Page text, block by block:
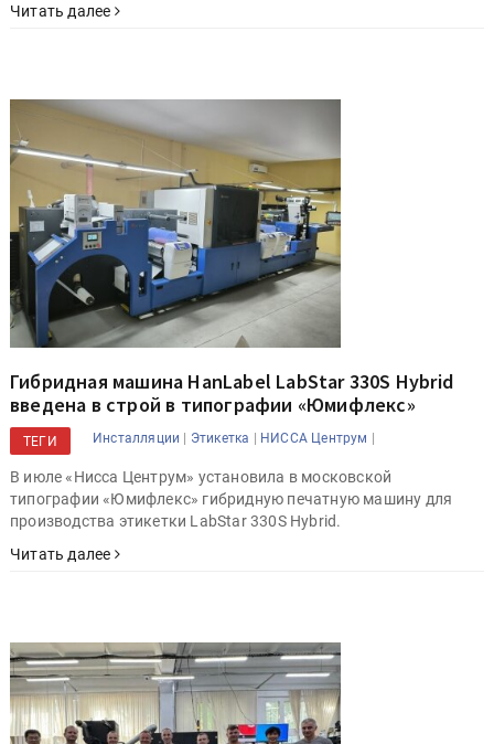
Читать далее
Гибридная машина HanLabel LabStar 330S Hybrid
введена в строй в типографии «Юмифлекс»
ТЕГИ Инсталляции | Этикетка | НИССА Центрум |
В июле «Нисса Центрум» установила в московской
типографии «Юмифлекс» гибридную печатную машину для
производства этикетки LabStar 330S Hybrid.
Читать далее